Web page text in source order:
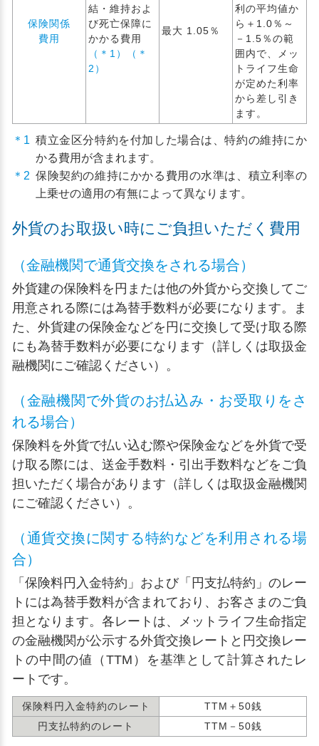
保険関係
費用
結・維持およ
び死亡保障に
かかる費用
（＊1）（＊
2）
最大 1.05％
利の平均値か
ら＋1.0％～
－1.5％の範
囲内で、メッ
トライフ生命
が定めた利率
から差し引き
ます。
＊1 積立金区分特約を付加した場合は、特約の維持にか
かる費用が含まれます。
＊2 保険契約の維持にかかる費用の水準は、積立利率の
上乗せの適用の有無によって異なります。
外貨のお取扱い時にご負担いただく費用
（金融機関で通貨交換をされる場合）
外貨建の保険料を円または他の外貨から交換してご
用意される際には為替手数料が必要になります。ま
た、外貨建の保険金などを円に交換して受け取る際
にも為替手数料が必要になります（詳しくは取扱金
融機関にご確認ください）。
（金融機関で外貨のお払込み・お受取りをさ
れる場合）
保険料を外貨で払い込む際や保険金などを外貨で受
け取る際には、送金手数料・引出手数料などをご負
担いただく場合があります（詳しくは取扱金融機関
にご確認ください）。
（通貨交換に関する特約などを利用される場
合）
「保険料円入金特約」および「円支払特約」のレー
トには為替手数料が含まれており、お客さまのご負
担となります。各レートは、メットライフ生命指定
の金融機関が公示する外貨交換レートと円交換レー
トの中間の値（TTM）を基準として計算されたレ
ートです。
保険料円入金特約のレート
TTM＋50銭
円支払特約のレート
TTM－50銭